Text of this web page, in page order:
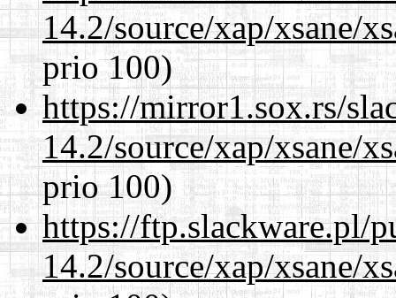
14.2/source/xap/xsane/
prio 100)
https://mirror1.sox.rs/
14.2/source/xap/xsane/
prio 100)
https://ftp.slackware.pl/
14.2/source/xap/xsane/